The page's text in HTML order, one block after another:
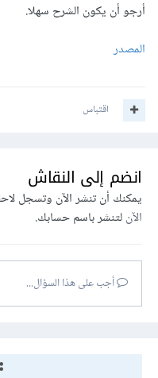
أرجو أن يكون الشرح سهلا.
المصدر
اقتباس
انضم إلى النقاش
يمكنك أن تنشر الآن وتسجل
الآنلتنشر باسم حسابك.
أجب على هذا السؤال...